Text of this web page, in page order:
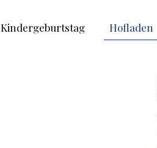
Kindergeburtstag Hofladen